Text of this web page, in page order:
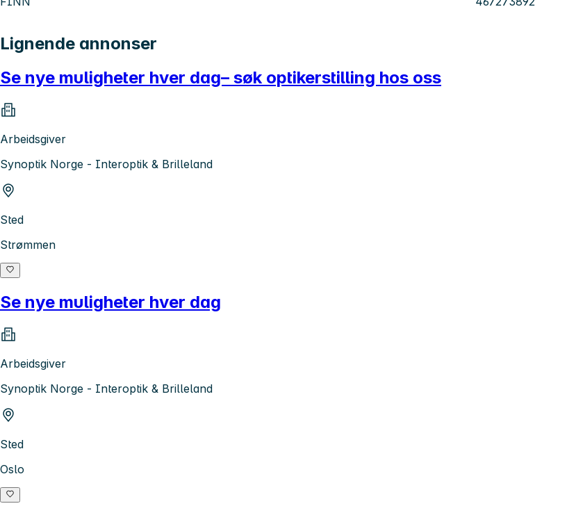
Lignende annonser
Se nye muligheter hver dag– søk optikerstilling hos oss
Arbeidsgiver
Synoptik Norge - Interoptik & Brilleland
Sted
Strømmen
Se nye muligheter hver dag
Arbeidsgiver
Synoptik Norge - Interoptik & Brilleland
Sted
Oslo